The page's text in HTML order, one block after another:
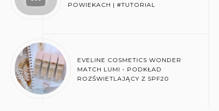
POWIEKACH | #TUTORIAL
EVELINE COSMETICS WONDER
MATCH LUMI - PODKŁAD
ROZŚWIETLAJĄCY Z SPF20